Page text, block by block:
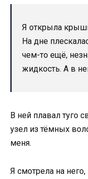
Я открыла
На дне
чем-то ещё,
жидкость. А в
В ней плавал туго
узел из тёмных
меня.
Я смотрела на